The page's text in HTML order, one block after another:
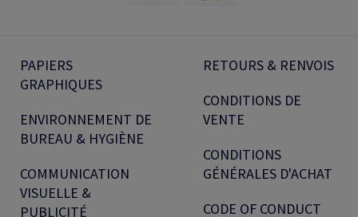
PAPIERS
GRAPHIQUES
ENVIRONNEMENT DE
BUREAU & HYGIÈNE
COMMUNICATION
VISUELLE &
PUBLICITÉ
RETOURS & RENVOIS
CONDITIONS DE
VENTE
CONDITIONS
GÉNÉRALES D'ACHAT
CODE OF CONDUCT